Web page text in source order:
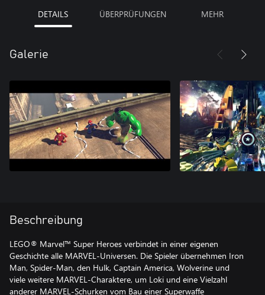
DETAILS ÜBERPRÜFUNGEN MEHR
Galerie
Beschreibung
LEGO® Marvel™ Super Heroes verbindet in einer eigenen
Geschichte alle MARVEL-Universen. Die Spieler übernehmen Iron
Man, Spider-Man, den Hulk, Captain America, Wolverine und
viele weitere MARVEL-Charaktere, um Loki und eine Vielzahl
anderer MARVEL-Schurken vom Bau einer Superwaffe